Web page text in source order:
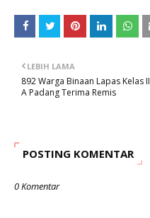
LEBIH LAMA
892 Warga Binaan Lapas Kelas II
A Padang Terima Remis
POSTING KOMENTAR
0 Komentar